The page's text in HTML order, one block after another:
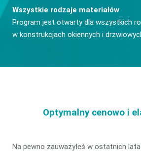
Wszystkie rodzaje materiałów
Program jest otwarty dla wszystkich
w konstrukcjach okiennych i
Optymalny cenowo i
Na pewno zauważyłeś w ostatnich